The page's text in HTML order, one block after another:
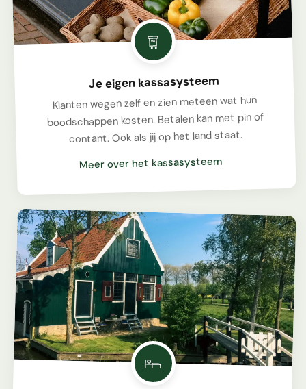
Je eigen kassasysteem
Klanten wegen zelf en zien meteen wat hun
boodschappen kosten. Betalen kan met pin of
contant. Ook als jij op het land staat.
Meer over het kassasysteem